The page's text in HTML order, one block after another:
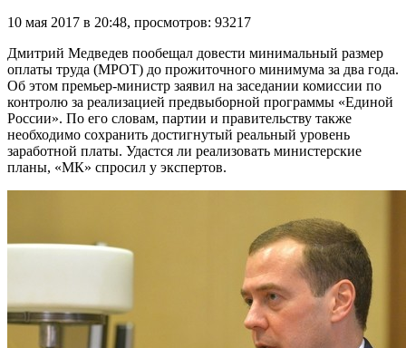
10 мая 2017 в 20:48, просмотров: 93217
Дмитрий Медведев пообещал довести минимальный размер
оплаты труда (МРОТ) до прожиточного минимума за два года.
Об этом премьер-министр заявил на заседании комиссии по
контролю за реализацией предвыборной программы «Единой
России». По его словам, партии и правительству также
необходимо сохранить достигнутый реальный уровень
заработной платы. Удастся ли реализовать министерские
планы, «МК» спросил у экспертов.